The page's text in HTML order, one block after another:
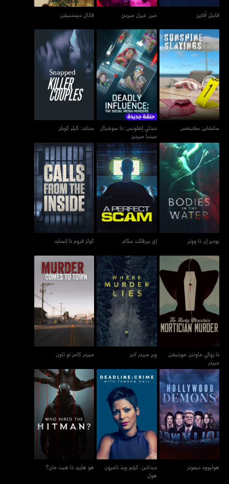
فايتل أفايرز مين غيرل ميردرز فاتال ديستنيشن
سانشاين سلاينغس
سانشاين سلاينغس
ديدلي إنفلونس: ذا سوشيال
ميديا ميردرز
ديدلي إنفلونس: ذا سوشيال
ميديا ميردرز
سنابد: كيلر كوبلز
سنابد: كيلر كوبلز
بوديز إن ذا ووتر
بوديز إن ذا ووتر
إي بيرفكت سكام
إي بيرفكت سكام
كولز فروم ذا إنسايد
كولز فروم ذا إنسايد
ذا روكي ماونتن مورتيشن
ميردر
ذا روكي ماونتن مورتيشن
ميردر
وير ميردر لايز
وير ميردر لايز
ميردر كامز تو تاون
ميردر كامز تو تاون
هوليوود ديمونز
هوليوود ديمونز
ديدلاين: كرايم ويذ تامرون
هول
ديدلاين: كرايم ويذ تامرون
هول
هو هايرد ذا هيت مان؟
هو هايرد ذا هيت مان؟